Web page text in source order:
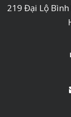
219 Đại Lộ